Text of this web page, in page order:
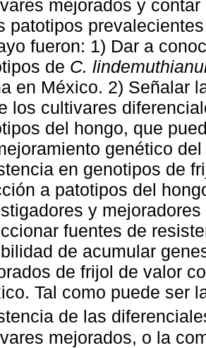
mejorados y
patotipos
fueron: 1) Dar a
de C.
en México. 2) Señalar
los cultivares
del hongo, que
genético
en genotipos de
a patotipos del
y
fuentes de
de acumular
de frijol de valor
Tal como puede ser
de las
mejorados, o la